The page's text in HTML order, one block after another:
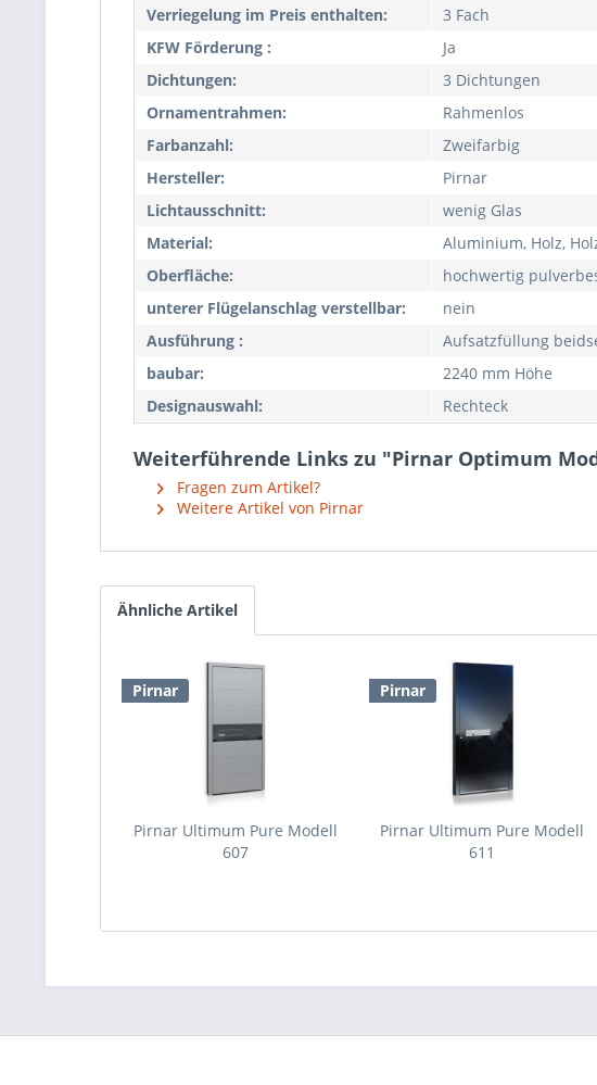
Verriegelung im Preis enthalten:
3 Fach
KFW Förderung :
Ja
Dichtungen:
3 Dichtungen
Ornamentrahmen:
Rahmenlos
Farbanzahl:
Zweifarbig
Hersteller:
Pirnar
Lichtausschnitt:
wenig Glas
Material:
Aluminium, Holz,
Oberfläche:
hochwertig
unterer Flügelanschlag verstellbar:
nein
Ausführung :
Aufsatzfüllung
baubar:
2240 mm Höhe
Designauswahl:
Rechteck
Weiterführende Links zu "Pirnar Optimum
Fragen zum Artikel?
Weitere Artikel von Pirnar
Ähnliche Artikel
Pirnar
Pirnar Ultimum Pure Modell
607
Pirnar
Pirnar Ultimum Pure Modell
611